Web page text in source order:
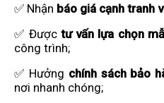
✅ Nhận báo giá cạnh tranh
✅ Được tư vấn lựa chọn
công trình;
✅ Hưởng chính sách bảo
nơi nhanh chóng;